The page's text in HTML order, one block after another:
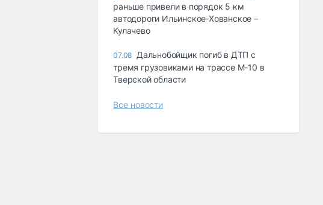
раньше привели в порядок 5 км
автодороги Ильинское-Хованское –
Кулачево
07.08 Дальнобойщик погиб в ДТП с
тремя грузовиками на трассе М-10 в
Тверской области
Все новости